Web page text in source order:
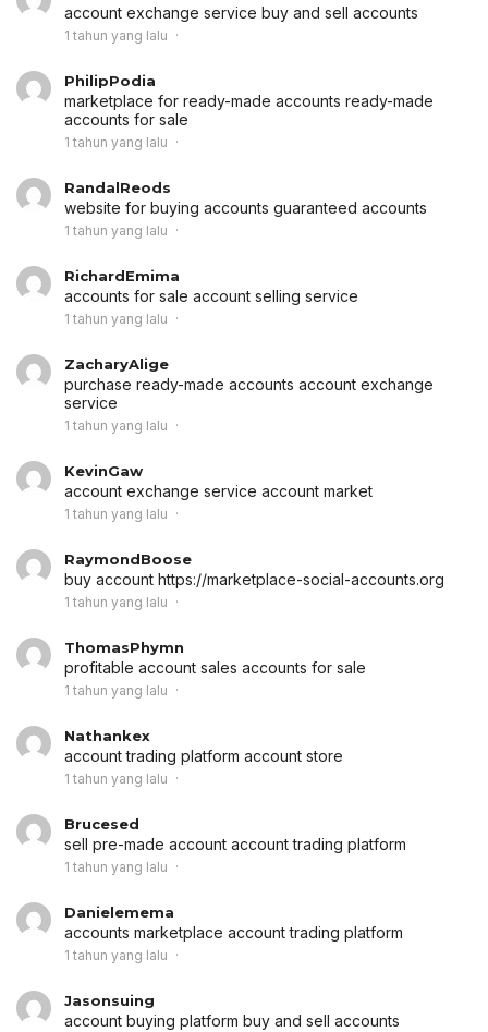
account exchange service buy and sell accounts
1 tahun yang lalu
PhilipPodia
marketplace for ready-made accounts ready-made
accounts for sale
1 tahun yang lalu
RandalReods
website for buying accounts guaranteed accounts
1 tahun yang lalu
RichardEmima
accounts for sale account selling service
1 tahun yang lalu
ZacharyAlige
purchase ready-made accounts account exchange
service
1 tahun yang lalu
KevinGaw
account exchange service account market
1 tahun yang lalu
RaymondBoose
buy account https://marketplace-social-accounts.org
1 tahun yang lalu
ThomasPhymn
profitable account sales accounts for sale
1 tahun yang lalu
Nathankex
account trading platform account store
1 tahun yang lalu
Brucesed
sell pre-made account account trading platform
1 tahun yang lalu
Danielemema
accounts marketplace account trading platform
1 tahun yang lalu
Jasonsuing
account buying platform buy and sell accounts